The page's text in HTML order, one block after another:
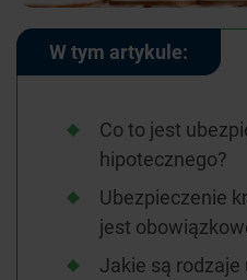
W tym artykule:
Co to jest
hipotecznego?
Ubezpieczenie
jest
Jakie są